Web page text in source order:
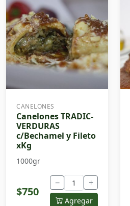
CANELONES
Canelones TRADIC-
VERDURAS
c/Bechamel y Fileto
xKg
1000gr
$750
− +
Agregar